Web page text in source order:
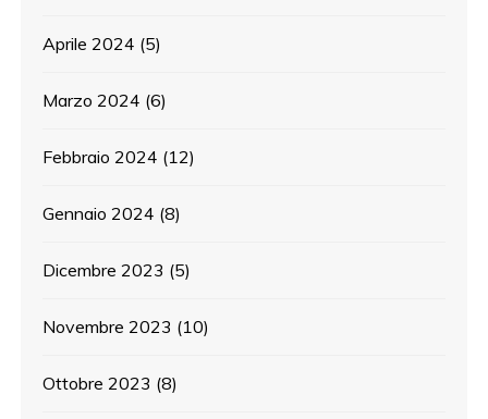
Aprile 2024 (5)
Marzo 2024 (6)
Febbraio 2024 (12)
Gennaio 2024 (8)
Dicembre 2023 (5)
Novembre 2023 (10)
Ottobre 2023 (8)